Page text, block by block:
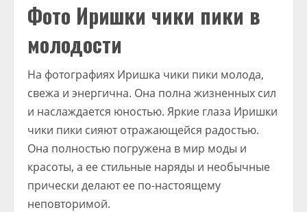
Фото Иришки чики пики в
молодости
На фотографиях Иришка чики пики молода,
свежа и энергична. Она полна жизненных сил
и наслаждается юностью. Яркие глаза Иришки
чики пики сияют отражающейся радостью.
Она полностью погружена в мир моды и
красоты, а ее стильные наряды и необычные
прически делают ее по-настоящему
неповторимой.